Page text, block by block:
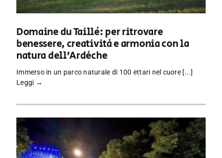
Domaine du Taillé: per ritrovare
benessere, creatività e armonia con la
natura dell’Ardèche
Immerso in un parco naturale di 100 ettari nel cuore [...]
Leggi →